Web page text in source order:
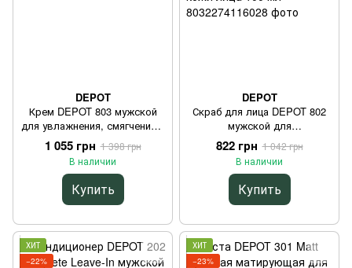
DEPOT
Крем DEPOT 803 мужской
для увлажнения, смягчения и
питания лица 65 мл
1 055 грн 1 398 грн
В наличии
Купить
DEPOT
Скраб для лица DEPOT 802
мужской для
отшелушивания,
детоксикации и гладкости
кожи лица 100 мл
822 грн 1 042 грн
В наличии
Купить
ХИТ
−22%
ХИТ
−23%